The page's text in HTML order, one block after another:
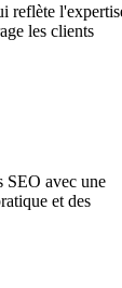
reflète
les clients
SEO avec une
et des